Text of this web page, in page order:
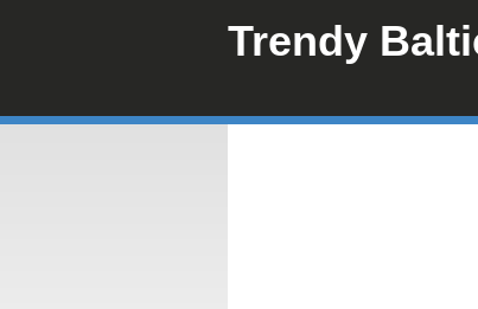
Trendy